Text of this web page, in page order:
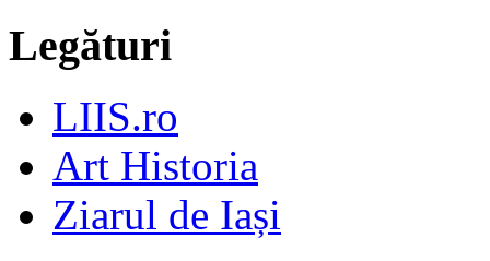
Legături
LIIS.ro
Art Historia
Ziarul de Iași